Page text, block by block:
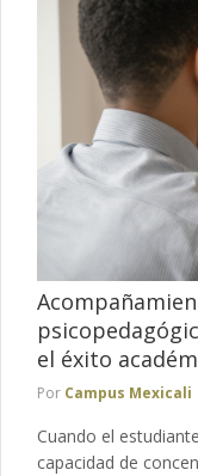
el éxito
Por Campus Mexicali
Cuando el
capacidad de